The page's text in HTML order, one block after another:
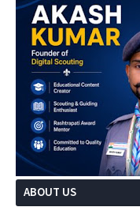
ABOUT US